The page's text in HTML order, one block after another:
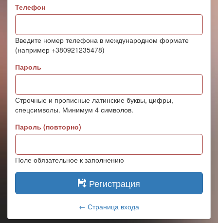
Телефон
Введите номер телефона в международном формате
(например +380921235478)
Пароль
Строчные и прописные латинские буквы, цифры,
спецсимволы. Минимум 4 символов.
Пароль (повторно)
Поле обязательное к заполнению
Регистрация
← Страница входа